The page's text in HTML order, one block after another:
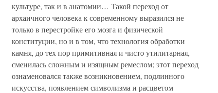
культуре, так и в анатомии… Такой переход от
архаичного человека к современному выразился не
только в перестройке его мозга и физической
конституции, но и в том, что технология обработки
камня, до тех пор примитивная и чисто утилитарная,
сменилась сложным и изящным ремеслом; этот переход
ознаменовался также возникновением, подлинного
искусства, появлением символизма и расцветом